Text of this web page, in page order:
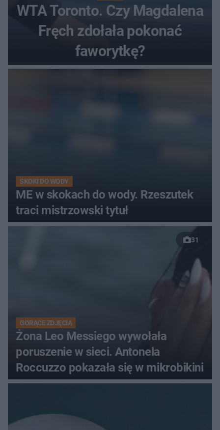
WTA Toronto. Czy Magdalena
Fręch zdołała pokonać
faworytkę?
SKOKI DO WODY
ME w skokach do wody. Rzeszutek
traci mistrzowski tytuł
31
GORĄCE ZDJĘCIA
Żona Leo Messiego wywołała
poruszenie w sieci. Antonela
Roccuzzo pokazała się w mikrobikini